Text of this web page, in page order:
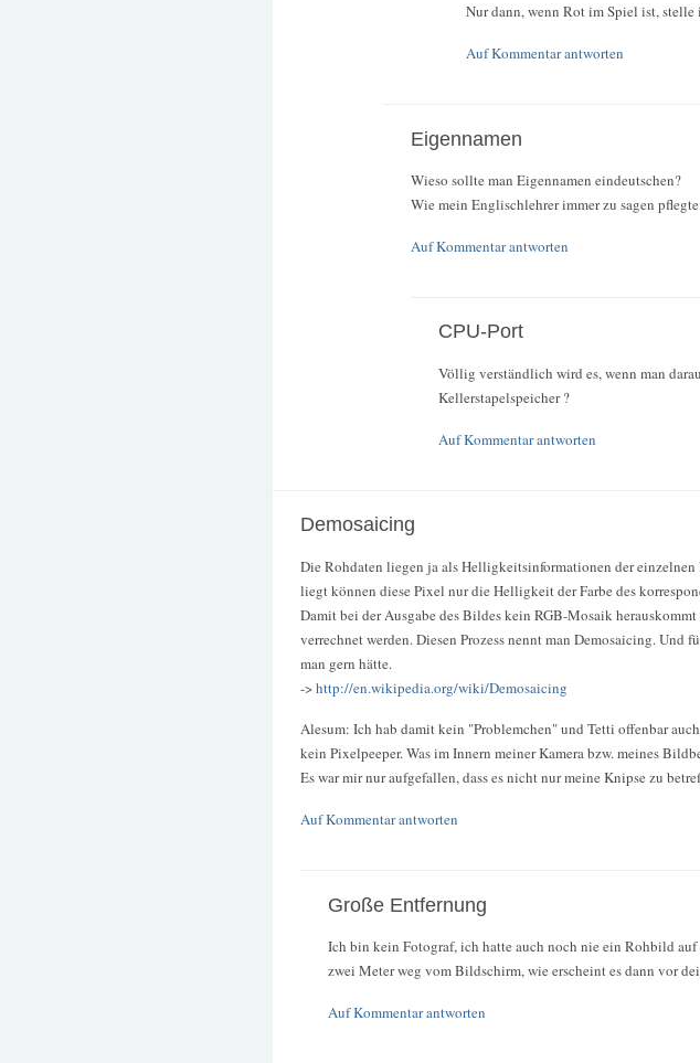
Nur dann, wenn Rot im Spiel ist,
Auf Kommentar antworten
Eigennamen
Wieso sollte man Eigennamen eindeutschen?
Wie mein Englischlehrer immer zu sagen
Auf Kommentar antworten
CPU-Port
Völlig verständlich wird es, wenn man
Kellerstapelspeicher ?
Auf Kommentar antworten
Demosaicing
Die Rohdaten liegen ja als Helligkeitsinformationen der
liegt können diese Pixel nur die Helligkeit der Farbe des
Damit bei der Ausgabe des Bildes kein RGB-Mosaik
verrechnet werden. Diesen Prozess nennt man Demosaicing.
man gern hätte.
->http://en.wikipedia.org/wiki/Demosaicing
Alesum: Ich hab damit kein "Problemchen" und Tetti offenbar
kein Pixelpeeper. Was im Innern meiner Kamera bzw. meines
Es war mir nur aufgefallen, dass es nicht nur meine Knipse zu
Auf Kommentar antworten
Große Entfernung
Ich bin kein Fotograf, ich hatte auch noch nie ein Rohbild
zwei Meter weg vom Bildschirm, wie erscheint es dann vor
Auf Kommentar antworten